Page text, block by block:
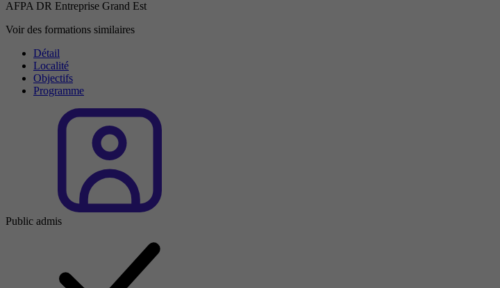
AFPA DR Entreprise Grand Est
Voir des formations similaires
Détail
Localité
Objectifs
Programme
Public admis